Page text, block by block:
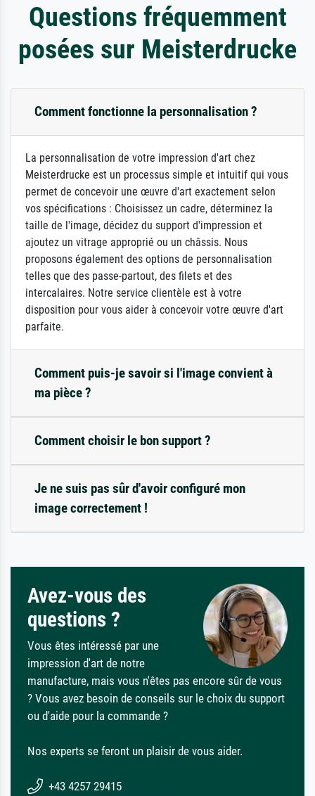
Questions fréquemment
posées sur Meisterdrucke
Comment fonctionne la personnalisation ?
La personnalisation de votre impression d'art chez
Meisterdrucke est un processus simple et intuitif qui vous
permet de concevoir une œuvre d'art exactement selon
vos spécifications : Choisissez un cadre, déterminez la
taille de l'image, décidez du support d'impression et
ajoutez un vitrage approprié ou un châssis. Nous
proposons également des options de personnalisation
telles que des passe-partout, des filets et des
intercalaires. Notre service clientèle est à votre
disposition pour vous aider à concevoir votre œuvre d'art
parfaite.
Comment puis-je savoir si l'image convient à
ma pièce ?
Comment choisir le bon support ?
Je ne suis pas sûr d'avoir configuré mon
image correctement !
Avez-vous des
questions ?
Vous êtes intéressé par une
impression d'art de notre
manufacture, mais vous n'êtes pas encore sûr de vous
? Vous avez besoin de conseils sur le choix du support
ou d'aide pour la commande ?
Nos experts se feront un plaisir de vous aider.
+43 4257 29415